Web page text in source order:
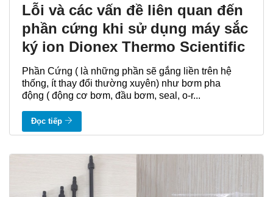
Lỗi và các vấn đề liên quan đến
phần cứng khi sử dụng máy sắc
ký ion Dionex Thermo Scientific
Phần Cứng ( là những phần sẽ gắng liền trên hệ
thống, ít thay đổi thường xuyên) như bơm pha
động ( động cơ bơm, đầu bơm, seal, o-r...
Đọc tiếp